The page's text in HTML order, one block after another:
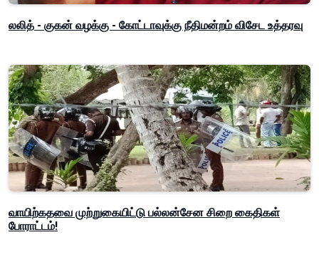
லலித் - குகன் வழக்கு - கோட்டாவுக்கு நீதிமன்றம் விசேட உத்தரவு
வாயிற்கதவை முற்றுகையிட்டு பல்லன்சேன சிறை கைதிகள்
போராட்டம்!